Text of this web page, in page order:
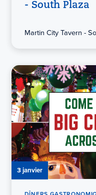
- South Plaza
Martin City Tavern -
3 janvier